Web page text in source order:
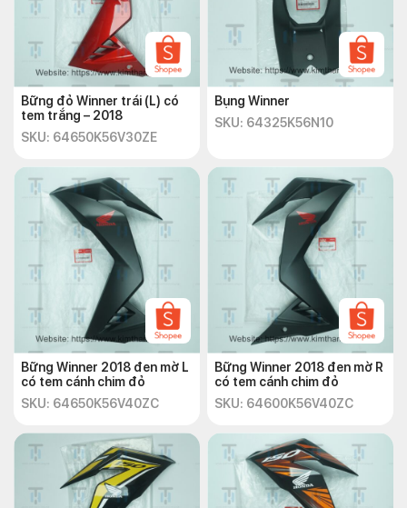
Bững đỏ Winner trái (L) có
tem trắng – 2018
SKU: 64650K56V30ZE
Bụng Winner
SKU: 64325K56N10
Bững Winner 2018 đen mờ L
có tem cánh chim đỏ
SKU: 64650K56V40ZC
Bững Winner 2018 đen mờ R
có tem cánh chim đỏ
SKU: 64600K56V40ZC